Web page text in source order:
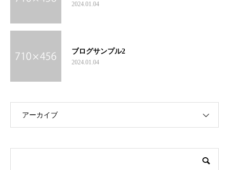
2024.01.04
ブログサンプル2
2024.01.04
アーカイブ